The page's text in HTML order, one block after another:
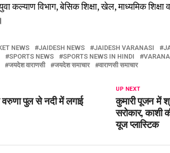
कल्याण विभाग, बेसिक शिक्षा, खेल, माध्यमिक शिक्षा
NEWS JAIDESH NEWS JAIDESH VARANASI
SPORTS NEWS SPORTS NEWS IN HINDI
जयदेश वाराणसी जयदेश समाचार वाराणसी समाचार
UP NEXT
कुमारी पूजन में
सरोकार, काशी
यूज प्लास्टिक
पुल से नदी में लगाई